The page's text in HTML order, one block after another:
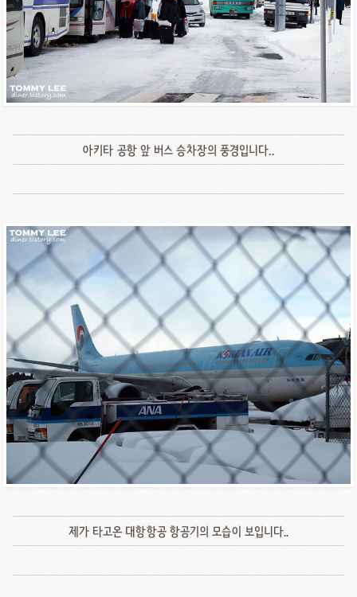
아키타 공항 앞 버스 승차장의 풍경입니다..
제가 타고온 대항항공 항공기의 모습이 보입니다..